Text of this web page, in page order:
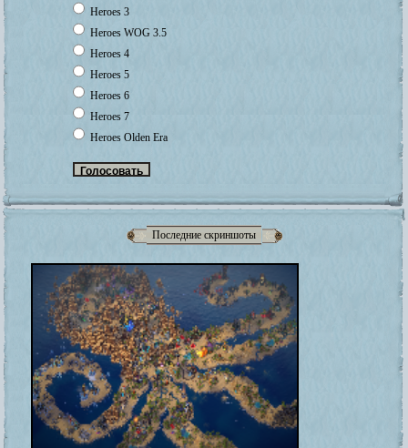
Heroes 3
Heroes WOG 3.5
Heroes 4
Heroes 5
Heroes 6
Heroes 7
Heroes Olden Era
Последние скриншоты